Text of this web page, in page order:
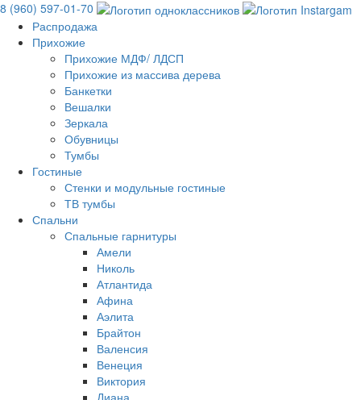
8 (960) 597-01-70
Распродажа
Прихожие
Прихожие МДФ/ ЛДСП
Прихожие из массива дерева
Банкетки
Вешалки
Зеркала
Обувницы
Тумбы
Гостиные
Стенки и модульные гостиные
ТВ тумбы
Спальни
Спальные гарнитуры
Амели
Николь
Атлантида
Афина
Аэлита
Брайтон
Валенсия
Венеция
Виктория